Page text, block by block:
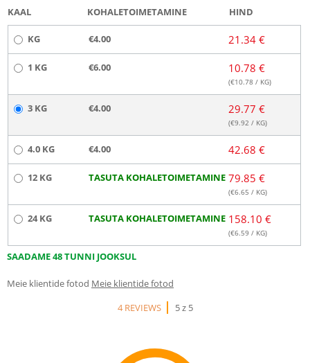
KAAL KOHALETOIMETAMINE HIND
KG €4.00 21.34 €
1 KG €6.00 10.78 €
(€10.78 / KG)
3 KG €4.00 29.77 €
(€9.92 / KG)
4.0 KG €4.00 42.68 €
12 KG TASUTA KOHALETOIMETAMINE 79.85 €
(€6.65 / KG)
24 KG TASUTA KOHALETOIMETAMINE 158.10 €
(€6.59 / KG)
SAADAME 48 TUNNI JOOKSUL
Meie klientide fotod Meie klientide fotod
4 REVIEWS
5 z 5